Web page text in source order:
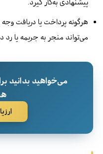
پیشنهادی به‌کار گیرد.
هرگونه پرداخت یا دریافت
می‌تواند منجر به جریمه یا
می‌خواهید بدانید